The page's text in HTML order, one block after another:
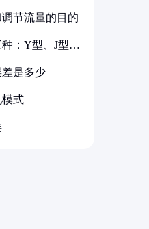
节流量的目的
：Y型、J型、
是多少
式